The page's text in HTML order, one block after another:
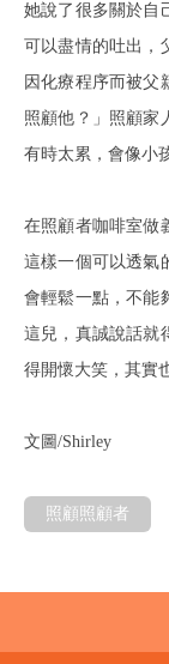
她說了很多關於自
可以盡情的吐出，
因化療程序而被父
照顧他？」照顧家
有時太累，會像小
在照顧者咖啡室做
這樣一個可以透氣
會輕鬆一點，不能
這兒，真誠說話就
得開懷大笑，其實
文圖/Shirley
照顧照顧者